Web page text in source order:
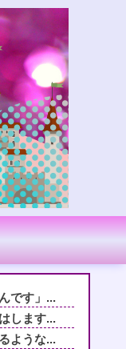
です」...
します...
ような...